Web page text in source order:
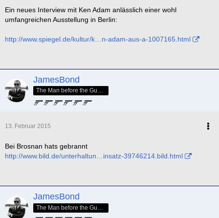
Ein neues Interview mit Ken Adam anlässlich einer wohl
umfangreichen Ausstellung in Berlin:
http://www.spiegel.de/kultur/k…n-adam-aus-a-1007165.html
JamesBond
The Man before the GunBarrel
13. Februar 2015
Bei Brosnan hats gebrannt
http://www.bild.de/unterhaltun…insatz-39746214.bild.html
JamesBond
The Man before the GunBarrel